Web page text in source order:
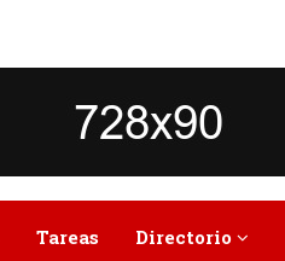
Tareas Directorio